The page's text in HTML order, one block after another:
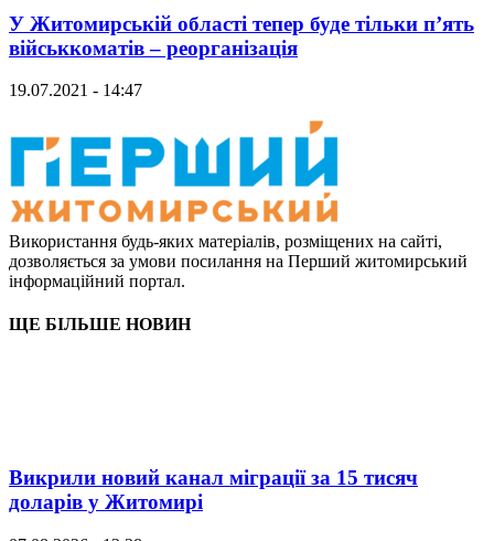
У Житомирській області тепер буде тільки п’ять
військкоматів – реорганізація
19.07.2021 - 14:47
Використання будь-яких матеріалів, розміщених на сайті,
дозволяється за умови посилання на Перший житомирський
інформаційний портал.
ЩЕ БІЛЬШЕ НОВИН
Викрили новий канал міграції за 15 тисяч
доларів у Житомирі